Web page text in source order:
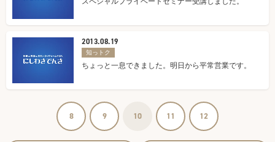
2013.08.19
知っトク
ちょっと一息できました。明日から平常営業です。
8 9 10 11 12